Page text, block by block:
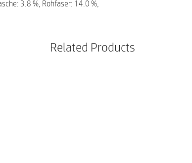
3.8 %, Rohfaser: 14.0 %,
Related Products